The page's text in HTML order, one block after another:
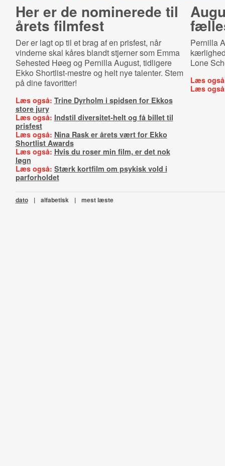
Her er de nominerede til
årets filmfest
Der er lagt op til et brag af en prisfest, når
vinderne skal kåres blandt stjerner som Emma
Sehested Høeg og Pernilla August, tidligere
Ekko Shortlist-mestre og helt nye talenter. Stem
på dine favoritter!
Læs også: Trine Dyrholm i spidsen for Ekkos
store jury
Læs også: Indstil diversitet-helt og få billet til
prisfest
Læs også: Nina Rask er årets vært for Ekko
Shortlist Awards
Læs også: Hvis du roser min film, er det nok
løgn
Læs også: Stærk kortfilm om psykisk vold i
parforholdet
Pernilla
Lone
Læs
Læs
dato | alfabetisk | mest læste